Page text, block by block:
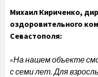
Михаил Кириченко,
оздоровительного
Севастополя:
«На нашем объекте
с семи лет. Для